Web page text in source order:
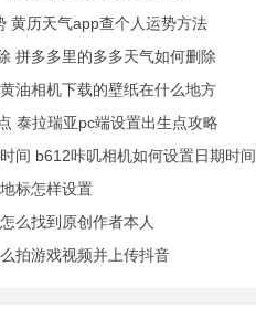
黄历天气app查个人运势方法
拼多多里的多多天气如何删除
油相机下载的壁纸在什么地方
泰拉瑞亚pc端设置出生点攻略
间 b612咔叽相机如何设置日期时间
标怎样设置
么找到原创作者本人
拍游戏视频并上传抖音